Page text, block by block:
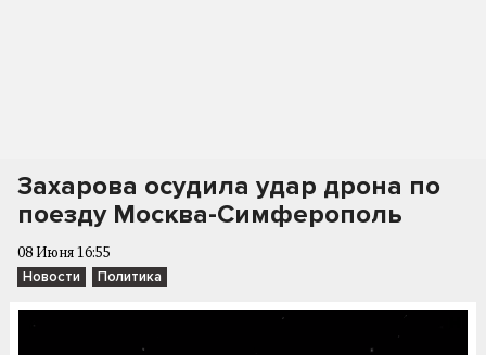
Захарова осудила удар дрона по
поезду Москва-Симферополь
08 Июня 16:55
Новости Политика